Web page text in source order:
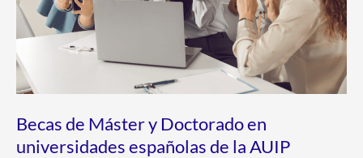
Becas de Máster y Doctorado en
universidades españolas de la AUIP
de
AUIP